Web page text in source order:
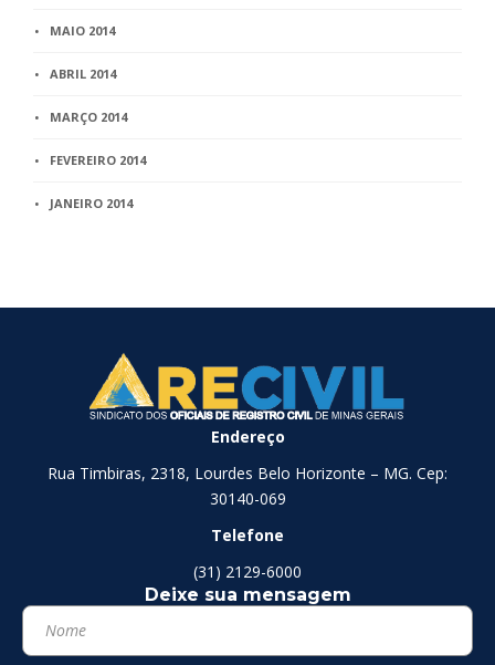
MAIO 2014
ABRIL 2014
MARÇO 2014
FEVEREIRO 2014
JANEIRO 2014
Endereço
Rua Timbiras, 2318, Lourdes Belo Horizonte – MG. Cep:
30140-069
Telefone
(31) 2129-6000
Deixe sua mensagem